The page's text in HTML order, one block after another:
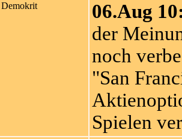
Demokrit
06.Aug
der
noch
"San
Spielen